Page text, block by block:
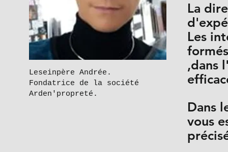
Leseinpère Andrée.
Fondatrice de la société
Arden'propreté.
La
Les
,dans
Dans
vous